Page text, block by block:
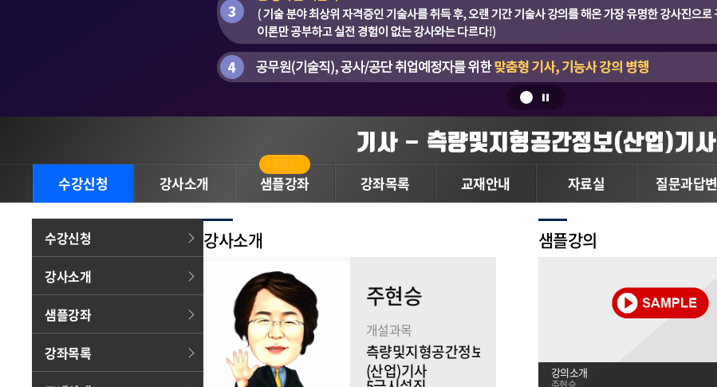
기사 - 측량및지형공간정보(산업)기사
수강신청 강사소개 샘플강좌
FREE
강좌목록 교재안내 자료실 질문과답변
수강신청
강사소개
샘플강좌
강좌목록
강사소개
주현승
개설과목
측량및지형공간정보
(산업)기사
측량및지형공간정보
샘플강의
강의소개